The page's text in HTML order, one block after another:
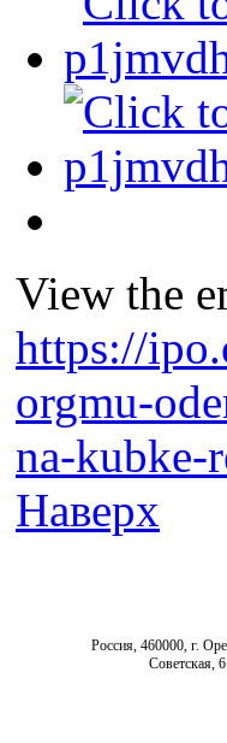
View the
https://
orgmu-
na-kubke-
Наверх
Россия, 460000, г.
Советская, 6